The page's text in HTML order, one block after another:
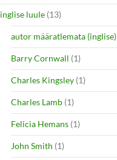
inglise luule (13)
autor määratlemata (inglise)
Barry Cornwall (1)
Charles Kingsley (1)
Charles Lamb (1)
Felicia Hemans (1)
John Smith (1)